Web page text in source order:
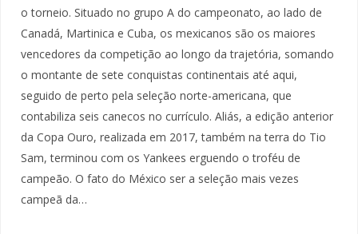
o torneio. Situado no grupo A do campeonato, ao lado de
Canadá, Martinica e Cuba, os mexicanos são os maiores
vencedores da competição ao longo da trajetória, somando
o montante de sete conquistas continentais até aqui,
seguido de perto pela seleção norte-americana, que
contabiliza seis canecos no currículo. Aliás, a edição anterior
da Copa Ouro, realizada em 2017, também na terra do Tio
Sam, terminou com os Yankees erguendo o troféu de
campeão. O fato do México ser a seleção mais vezes
campeã da…